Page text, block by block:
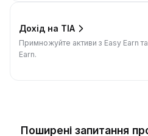
Дохід на TIA
Примножуйте активи з Easy Earn
Earn.
Поширені запитання